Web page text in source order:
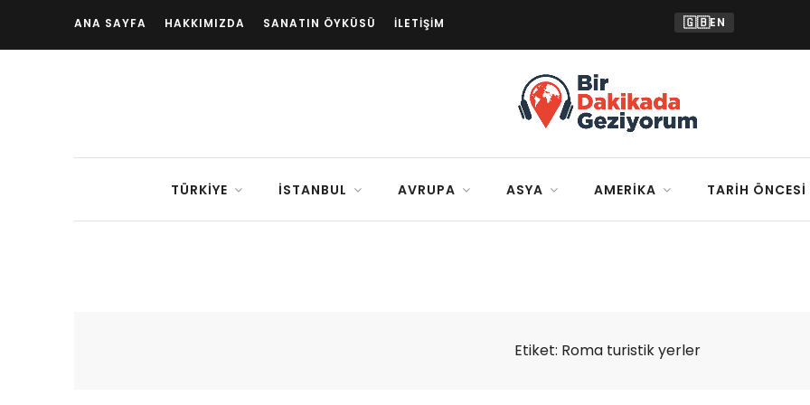
ANA SAYFA HAKKIMIZDA SANATIN ÖYKÜSÜ İLETIŞIM 🇬🇧EN
TÜRKIYE İSTANBUL AVRUPA ASYA AMERIKA TARIH ÖNCESI
Etiket: Roma turistik yerler